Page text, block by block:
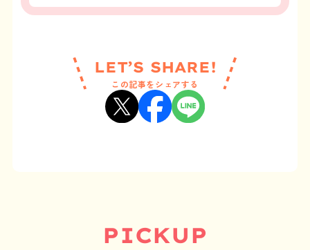
LET’S SHARE!
この記事をシェアする
PICKUP